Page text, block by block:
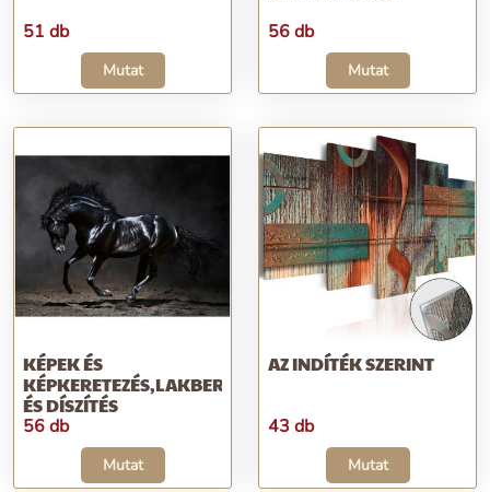
51 db
Mutat
56 db
Mutat
KÉPEK ÉS
KÉPKERETEZÉS,LAKBERENDEZÉS
ÉS DÍSZÍTÉS
56 db
Mutat
AZ INDÍTÉK SZERINT
43 db
Mutat